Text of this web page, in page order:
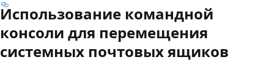
Использование командной
консоли для перемещения
системных почтовых ящиков